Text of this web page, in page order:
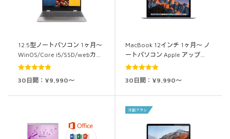
12.5型ノートパソコン 1ヶ月～
WinOS/Core i5/SSD/webカ…
5段階中 4.94
30日間：¥9,990～
MacBook 12インチ 1ヶ月～ ノ
ートパソコン Apple アップ…
5段階中 5.00
30日間：¥9,990～